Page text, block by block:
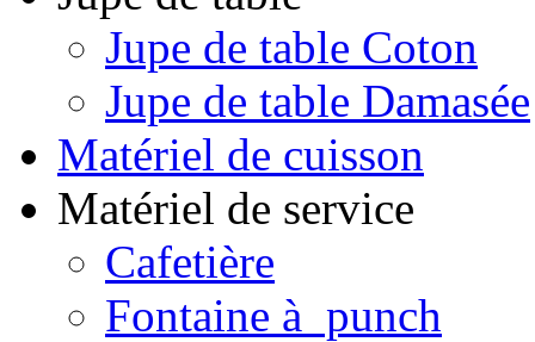
Jupe de table Coton
Jupe de table Damasée
Matériel de cuisson
Matériel de service
Cafetière
Fontaine à punch